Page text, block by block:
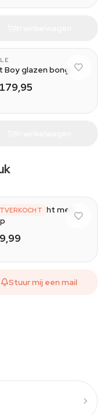
Boy glazen bong
bong recht met
Stuur mij een mail